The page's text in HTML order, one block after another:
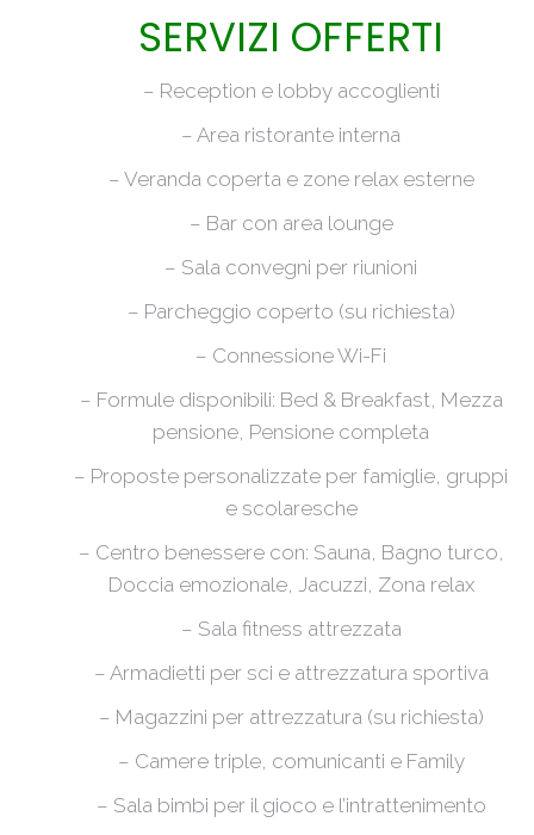
SERVIZI OFFERTI
– Reception e lobby accoglienti
– Area ristorante interna
– Veranda coperta e zone relax esterne
– Bar con area lounge
– Sala convegni per riunioni
– Parcheggio coperto (su richiesta)
– Connessione Wi-Fi
– Formule disponibili: Bed & Breakfast, Mezza
pensione, Pensione completa
– Proposte personalizzate per famiglie, gruppi
e scolaresche
– Centro benessere con: Sauna, Bagno turco,
Doccia emozionale, Jacuzzi, Zona relax
– Sala fitness attrezzata
– Armadietti per sci e attrezzatura sportiva
– Magazzini per attrezzatura (su richiesta)
– Camere triple, comunicanti e Family
– Sala bimbi per il gioco e l’intrattenimento